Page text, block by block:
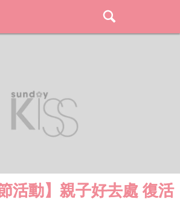
活動】親子好去處 復活